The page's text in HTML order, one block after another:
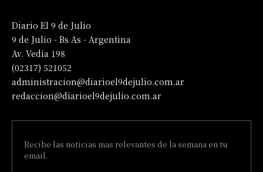
Diario El 9 de Julio
9 de Julio - Bs As - Argentina
Av. Vedia 198
(02317) 521052
administracion@diarioel9dejulio.com.ar
redaccion@diarioel9dejulio.com.ar
Recibe las noticias mas relevantes de la semana en tu
email.